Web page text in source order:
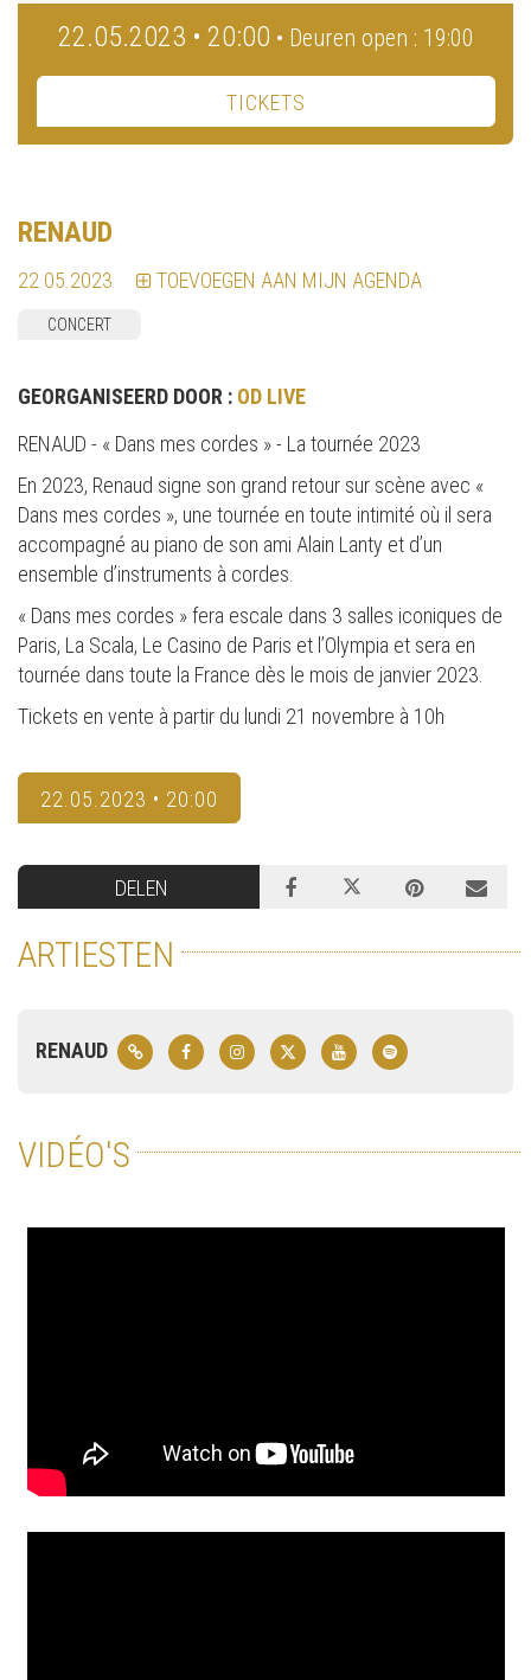
22.05.2023 • 20:00 • Deuren open : 19:00
TICKETS
RENAUD
22.05.2023 TOEVOEGEN AAN MIJN AGENDA
CONCERT
GEORGANISEERD DOOR : OD LIVE
RENAUD - « Dans mes cordes » - La tournée 2023
En 2023, Renaud signe son grand retour sur scène avec «
Dans mes cordes », une tournée en toute intimité où il sera
accompagné au piano de son ami Alain Lanty et d’un
ensemble d’instruments à cordes.
« Dans mes cordes » fera escale dans 3 salles iconiques de
Paris, La Scala, Le Casino de Paris et l’Olympia et sera en
tournée dans toute la France dès le mois de janvier 2023.
Tickets en vente à partir du lundi 21 novembre à 10h
22.05.2023 • 20:00
DELEN
ARTIESTEN
RENAUD
VIDÉO'S